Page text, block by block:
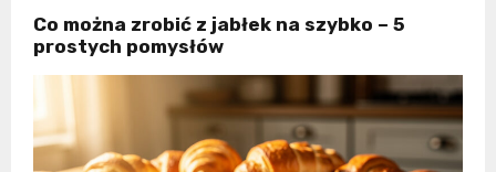
Co można zrobić z jabłek na szybko – 5
prostych pomysłów